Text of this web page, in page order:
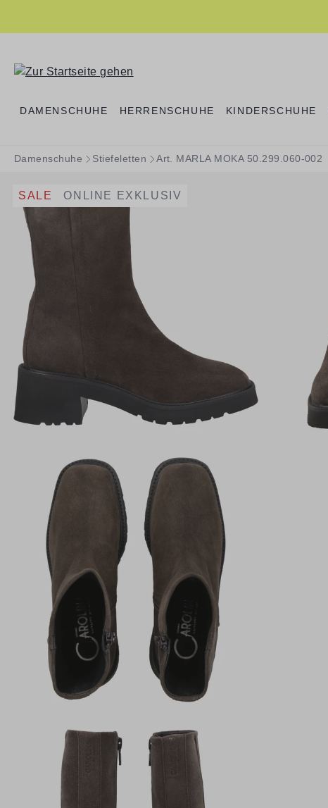
DAMENSCHUHE HERRENSCHUHE KINDERSCHUHE
Damenschuhe Stiefeletten Art. MARLA MOKA 50.299.060-002
SALE ONLINE EXKLUSIV